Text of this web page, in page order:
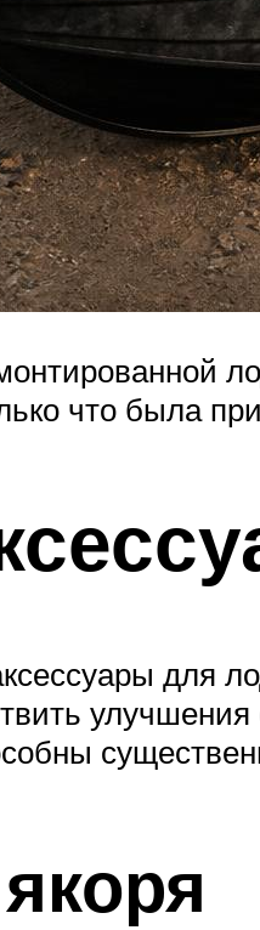
что была
для
улучшения